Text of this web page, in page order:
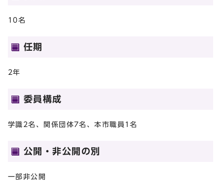
10名
任期
2年
委員構成
学識2名、関係団体7名、本市職員1名
公開・非公開の別
一部非公開